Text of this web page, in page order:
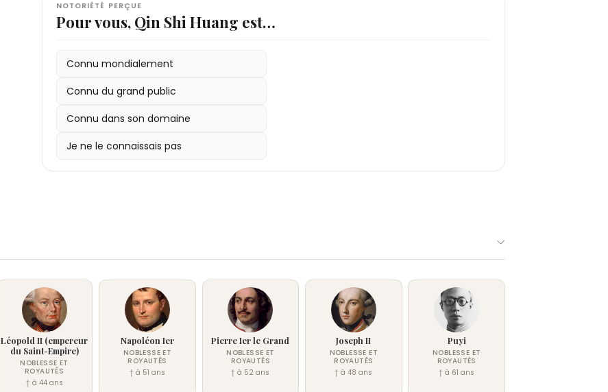
NOTORIÉTÉ PERÇUE
Pour vous, Qin Shi Huang est…
Connu mondialement
Connu du grand public
Connu dans son domaine
Je ne le connaissais pas
Léopold II (empereur
du Saint-Empire)
NOBLESSE ET
ROYAUTÉS
† à 44 ans
Napoléon Ier
NOBLESSE ET
ROYAUTÉS
† à 51 ans
Pierre Ier le Grand
NOBLESSE ET
ROYAUTÉS
† à 52 ans
Joseph II
NOBLESSE ET
ROYAUTÉS
† à 48 ans
Puyi
NOBLESSE ET
ROYAUTÉS
† à 61 ans